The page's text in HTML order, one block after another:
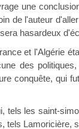
une
de l'auteur
hasardeux
et l'Algérie
des
conquête, qui
les saint-
tels Lamoricière,